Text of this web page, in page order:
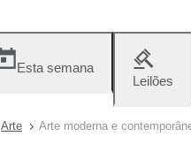
Esta semana
Leilões
Arte Arte moderna e